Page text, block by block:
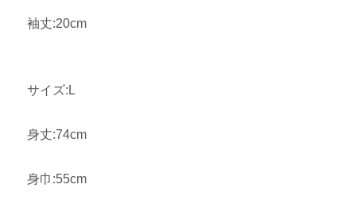
袖丈:20cm
サイズ:L
身丈:74cm
身巾:55cm